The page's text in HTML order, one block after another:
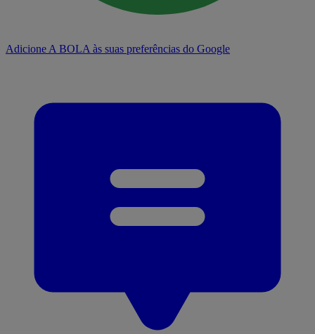
Adicione A BOLA às suas preferências do Google